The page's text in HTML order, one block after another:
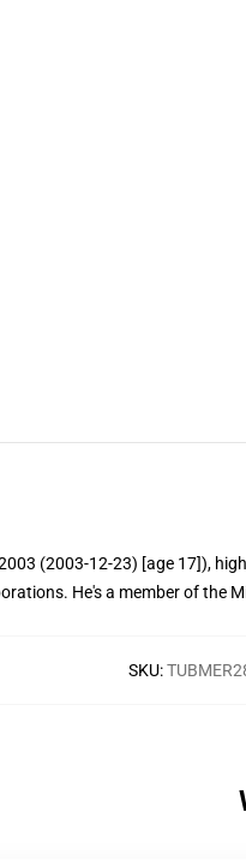
(2003-12-23) [age 17]),
He's a member of the
SKU: